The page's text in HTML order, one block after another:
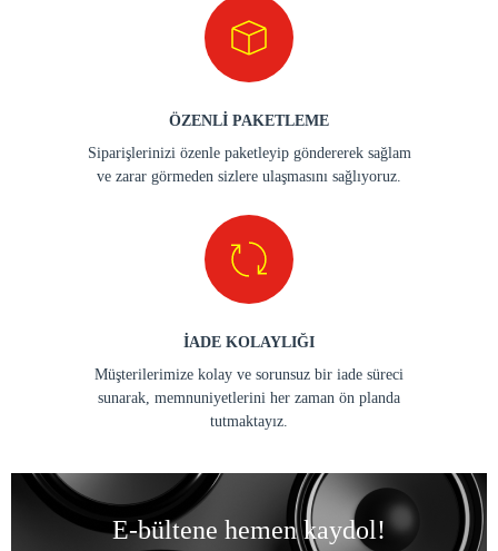
ÖZENLİ PAKETLEME
Siparişlerinizi özenle paketleyip göndererek sağlam
ve zarar görmeden sizlere ulaşmasını sağlıyoruz.
İADE KOLAYLIĞI
Müşterilerimize kolay ve sorunsuz bir iade süreci
sunarak, memnuniyetlerini her zaman ön planda
tutmaktayız.
E-bültene hemen kaydol!